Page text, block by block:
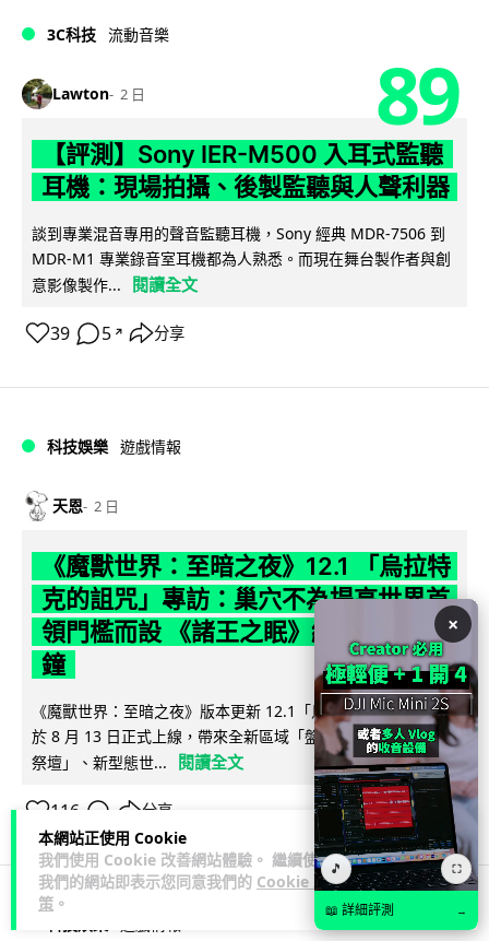
本網站正使用 Cookie
我們使用 Cookie 改善網站體驗。 繼續使用
我們的網站即表示您同意我們的 Cookie 政
策 。
3C科技 流動音樂
Lawton 2 日 89
【評測】Sony IER-M500 入耳式監聽
耳機：現場拍攝、後製監聽與人聲利器
談到專業混音專用的聲音監聽耳機，Sony 經典 MDR-7506 到
MDR-M1 專業錄音室耳機都為人熟悉。而現在舞台製作者與創
意影像製作...
閱讀全文
39 5 ↗ 分享
科技娛樂 遊戲情報
天恩 2 日
《魔獸世界：至暗之夜》12.1 「烏拉特
克的詛咒」專訪：巢穴不為提高世界首
領門檻而設 《諸王之眠》縮短約 10 分
鐘
《魔獸世界：至暗之夜》版本更新 12.1「烏拉特克的詛咒」將
於 8 月 13 日正式上線，帶來全新區域「盤蛇島」、地城「毒牙
祭壇」、新型態世...
閱讀全文
116 分享
×
🎵 ⛶
📖 詳細評測 →